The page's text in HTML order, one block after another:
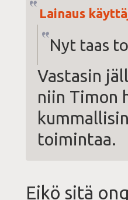
Lainaus
Nyt taas
Vastasin
niin Timon
toimintaa.
Eikö sitä